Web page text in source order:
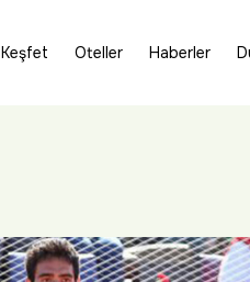
Keşfet Oteller Haberler